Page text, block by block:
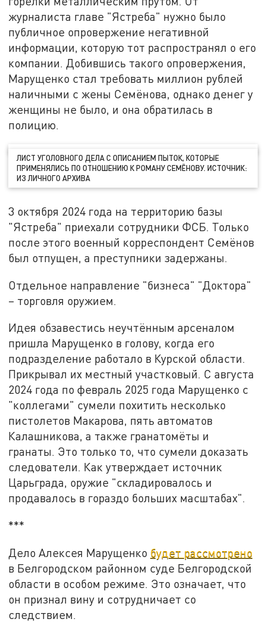
журналиста главе "Ястреба" нужно было
публичное опровержение негативной
информации, которую тот распространял о его
компании. Добившись такого опровержения,
Марущенко стал требовать миллион рублей
наличными с жены Семёнова, однако денег у
женщины не было, и она обратилась в
полицию.
ЛИСТ УГОЛОВНОГО ДЕЛА С ОПИСАНИЕМ ПЫТОК, КОТОРЫЕ
ПРИМЕНЯЛИСЬ ПО ОТНОШЕНИЮ К РОМАНУ СЕМЁНОВУ. ИСТОЧНИК:
ИЗ ЛИЧНОГО АРХИВА
3 октября 2024 года на территорию базы
"Ястреба" приехали сотрудники ФСБ. Только
после этого военный корреспондент Семёнов
был отпущен, а преступники задержаны.
Отдельное направление "бизнеса" "Доктора"
– торговля оружием.
Идея обзавестись неучтённым арсеналом
пришла Марущенко в голову, когда его
подразделение работало в Курской области.
Прикрывал их местный участковый. С августа
2024 года по февраль 2025 года Марущенко с
"коллегами" сумели похитить несколько
пистолетов Макарова, пять автоматов
Калашникова, а также гранатомёты и
гранаты. Это только то, что сумели доказать
следователи. Как утверждает источник
Царьграда, оружие "складировалось и
продавалось в гораздо больших масштабах".
***
Дело Алексея Марущенко будет рассмотрено
в Белгородском районном суде Белгородской
области в особом режиме. Это означает, что
он признал вину и сотрудничает со
следствием.